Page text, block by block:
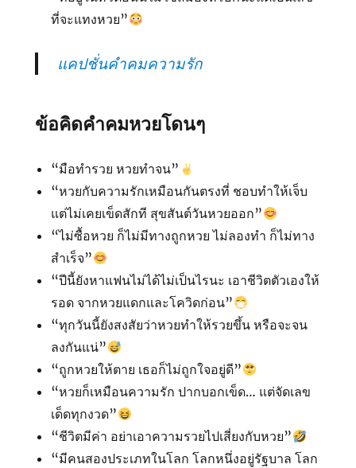
ที่จะแทงหวย”
แคปชั่นคำคมความรัก
ข้อคิดคำคมหวยโดนๆ
“มือทำรวย หวยทำจน”
“หวยกับความรักเหมือนกันตรงที่ ชอบทำให้เจ็บ
แต่ไม่เคยเข็ดสักที สุขสันต์วันหวยออก”
“ไม่ซื้อหวย ก็ไม่มีทางถูกหวย ไม่ลองทํา ก็ไม่ทาง
สําเร็จ”
“ปีนี้ยังหาแฟนไม่ได้ไม่เป็นไรนะ เอาชีวิตตัวเองให้
รอด จาก​หวยแดก​และ​โควิด​ก่อน”
“ทุกวันนี้ยังสงสัยว่าหวยทำให้รวยขึ้น หรือจะจน
ลงกันแน่”
“ถูกหวยให้ตาย เธอก็ไม่ถูกใจอยู่ดี”
“หวยก็เหมือนความรัก ปากบอกเข็ด… แต่จัดเลข
เด็ดทุกงวด”
“ชีวิตมีค่า อย่าเอาความรวยไปเสี่ยงกับหวย”
“มีคนสองประเภทในโลก โลกหนึ่งอยู่รัฐบาล โลก